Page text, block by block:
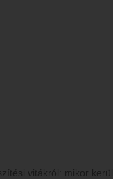
vitákról: mikor kerül